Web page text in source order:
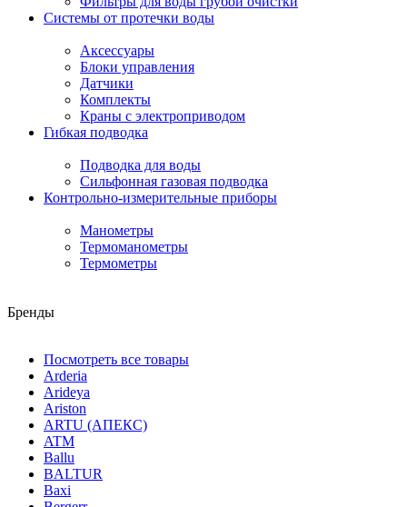
Системы от протечки воды
Аксессуары
Блоки управления
Датчики
Комплекты
Краны с электроприводом
Гибкая подводка
Подводка для воды
Сильфонная газовая подводка
Контрольно-измерительные приборы
Манометры
Термоманометры
Термометры
Бренды
Посмотреть все товары
Arderia
Arideya
Ariston
ARTU (АПЕКС)
ATM
Ballu
BALTUR
Baxi